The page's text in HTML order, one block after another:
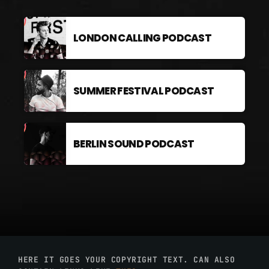
LONDON CALLING PODCAST
SUMMER FESTIVAL PODCAST
BERLIN SOUND PODCAST
HERE IT GOES YOUR COPYRIGHT TEXT. CAN ALSO